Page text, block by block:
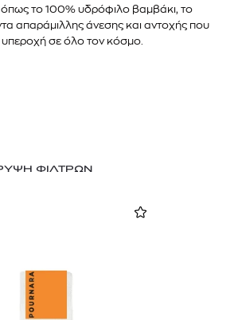
365,00 € OFFER
το 100% υδρόφιλο βαμβάκι, το
απαράμιλλης άνεσης και αντοχής που
υπεροχή σε όλο τον κόσμο.
ΦΙΛΤΡΩΝ